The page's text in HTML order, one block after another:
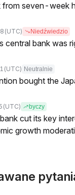
from seven-week
(UTC) Niedźwiedzio
central bank was
(UTC) Neutralnie
bought the
(UTC) byczy
bank cut its key
growth